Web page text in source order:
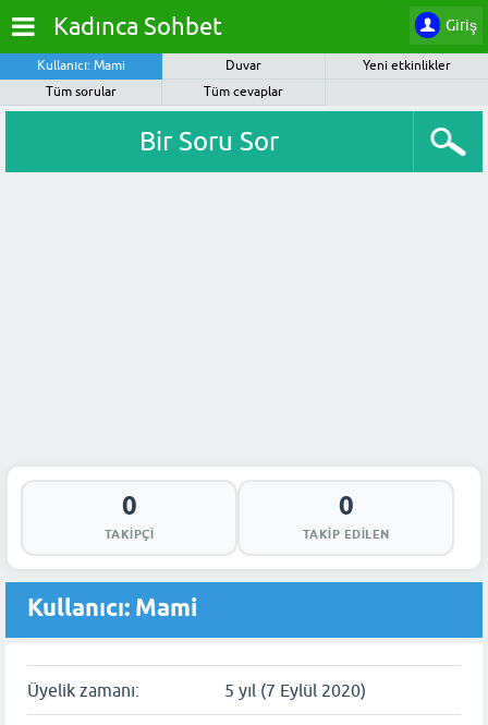
Giriş
Kadınca Sohbet
Kullanıcı: Mami Duvar
Yeni etkinlikler
Tüm sorular
Tüm cevaplar
Bir Soru Sor
0
TAKIPÇI
0
TAKIP EDILEN
Kullanıcı: Mami
Üyelik zamanı: 5 yıl (7 Eylül 2020)